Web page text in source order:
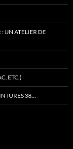
UN ATELIER DE
ETC.)
38…